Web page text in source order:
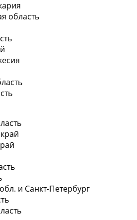
область
и Санкт-Петербург